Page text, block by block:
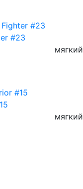
#23
мягкий
мягкий